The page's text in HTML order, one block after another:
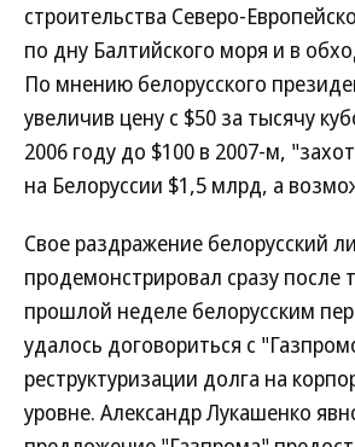
строительства Северо-
по дну Балтийского моря и в
По мнению белорусского
увеличив цену с $50 за тысячу
2006 году до $100 в 2007-м,
на Белоруссии $1,5 млрд, а
Свое раздражение белорусский
продемонстрировал сразу после
прошлой неделе белорусским
удалось договориться с
реструктуризации долга на
уровне. Александр Лукашенко